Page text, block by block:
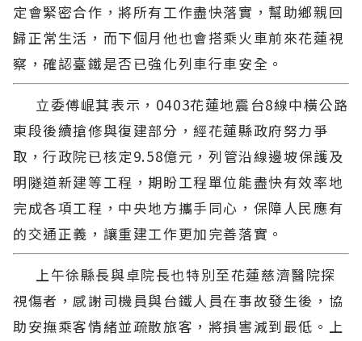
定會緊密合作，將所有工作盡快落實，幫助鄉親回
歸正常生活，而下個月他也會搭乘火車前來花蓮視
察，確認臺鐵是否已強化列車行車安全。
立委傅崐萁表示，0403花蓮地震台8線中橫公路
東段後續搶修與復建部分，經花蓮縣政府努力爭
取，行政院已核定9.58億元，列管沿線邊坡保護及
明隧道新建等工程，期盼工程單位能盡快有效率地
完成各項工程，中央地方攜手同心，保障人民應有
的交通正義，讓重建工作更加完善落實。
上午徐縣長與卓院長也特別至花蓮慈濟醫院探
視傷者，感謝司機員與台鐵人員在事故發生後，協
助安撫乘客情緒並疏散旅客，將損害減到最低。上